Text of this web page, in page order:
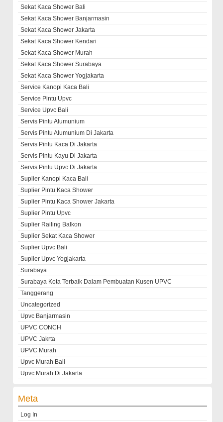
Sekat Kaca Shower Bali
Sekat Kaca Shower Banjarmasin
Sekat Kaca Shower Jakarta
Sekat Kaca Shower Kendari
Sekat Kaca Shower Murah
Sekat Kaca Shower Surabaya
Sekat Kaca Shower Yogjakarta
Service Kanopi Kaca Bali
Service Pintu Upvc
Service Upvc Bali
Servis Pintu Alumunium
Servis Pintu Alumunium Di Jakarta
Servis Pintu Kaca Di Jakarta
Servis Pintu Kayu Di Jakarta
Servis Pintu Upvc Di Jakarta
Suplier Kanopi Kaca Bali
Suplier Pintu Kaca Shower
Suplier Pintu Kaca Shower Jakarta
Suplier Pintu Upvc
Suplier Railing Balkon
Suplier Sekat Kaca Shower
Suplier Upvc Bali
Suplier Upvc Yogjakarta
Surabaya
Surabaya Kota Terbaik Dalam Pembuatan Kusen UPVC
Tanggerang
Uncategorized
Upvc Banjarmasin
UPVC CONCH
UPVC Jakrta
UPVC Murah
Upvc Murah Bali
Upvc Murah Di Jakarta
Meta
Log In